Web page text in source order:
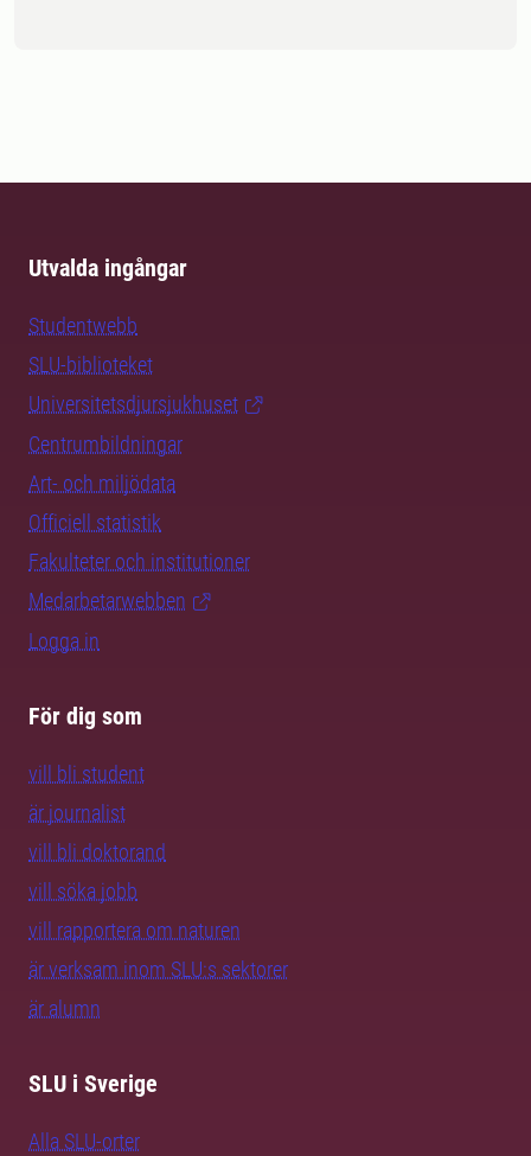
Utvalda ingångar
Studentwebb
SLU-biblioteket
Universitetsdjursjukhuset
Centrumbildningar
Art- och miljödata
Officiell statistik
Fakulteter och institutioner
Medarbetarwebben
Logga in
För dig som
vill bli student
är journalist
vill bli doktorand
vill söka jobb
vill rapportera om naturen
är verksam inom SLU:s sektorer
är alumn
SLU i Sverige
Alla SLU-orter